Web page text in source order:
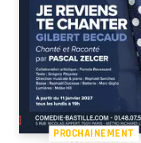
PROCHAINEMENT